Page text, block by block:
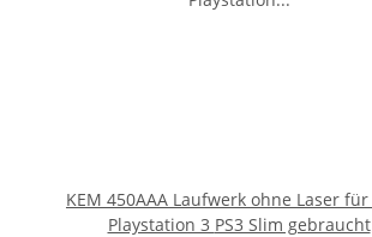
KEM 450AAA Laufwerk ohne Laser für
Playstation 3 PS3 Slim gebraucht